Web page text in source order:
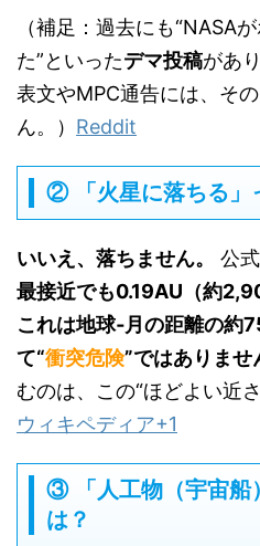
（補足：過去にも“NASA
た”といったデマ投稿があ
表文やMPC通告には、そ
ん。） Reddit
② 「火星に落ちる」
いいえ、落ちません。 公
最接近でも0.19AU（約
これは地球‐月の距離の約
て“衝突危険”ではありませ
むのは、この“ほどよい近さ
ウィキペディア+1
③ 「人工物（宇宙船
は？